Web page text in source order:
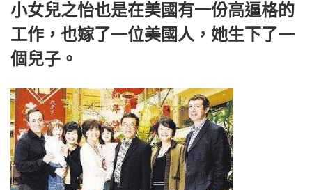
小女兒之怡也是在美國有一份高逼格的
工作，也嫁了一位美國人，她生下了一
個兒子。